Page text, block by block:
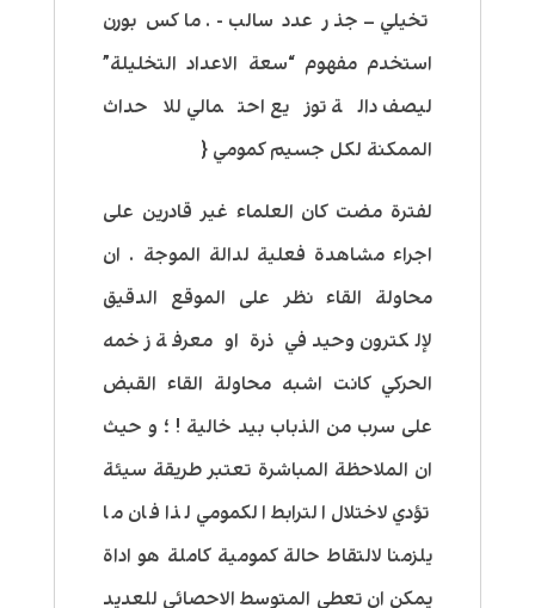
تخيلي – جذر عدد سالب- . ماكس بورن
استخدم مفهوم “سعة الاعداد التخليلة”
ليصف دالة توزيع احتمالي للاحداث
الممكنة لكل جسيم كمومي {
لفترة مضت كان العلماء غير قادرين على
اجراء مشاهدة فعلية لدالة الموجة . ان
محاولة القاء نظر على الموقع الدقيق
لإلكترون وحيد في ذرة او معرفة زخمه
الحركي كانت اشبه محاولة القاء القبض
على سرب من الذباب بيد خالية ! ؛ و حيث
ان الملاحظة المباشرة تعتبر طريقة سيئة
تؤدي لاختلال الترابط الكمومي لذا فان ما
يلزمنا لالتقاط حالة كمومية كاملة هو اداة
يمكن ان تعطي المتوسط الاحصائي للعديد